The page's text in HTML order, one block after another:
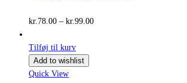
kr. 78.00 – kr. 99.00Prisinterval:
Tilføj til kurv
Add to wishlist
Quick View